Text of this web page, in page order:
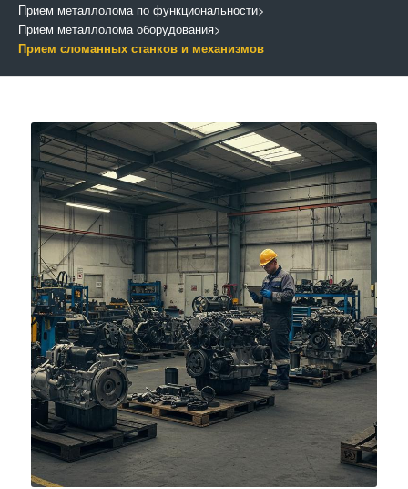
Прием металлолома по функциональности>
Прием металлолома оборудования>
Прием сломанных станков и механизмов